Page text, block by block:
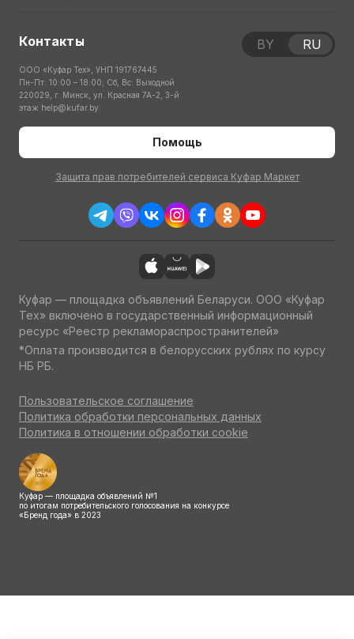
Контакты
ООО «Куфар Тех», УНП 191767445
Пн-Пт: 10:00 – 18:00; Сб, Вс: Выходной
220029, г. Минск, ул. Красная 7А-2, 3-й
этаж help@kufar.by
Помощь
Защита прав потребителей сервиса Куфар Маркет
BY RU
Куфар — площадка объявлений Беларуси. ООО «Куфар
Тех» включено в государственный информационный
ресурс «Реестр рекламораспространителей»
*Оплата производится в белорусских рублях по курсу
НБ РБ.
Пользовательское соглашение
Политика обработки персональных данных
Политика в отношении обработки cookie
Куфар — площадка объявлений №1
по итогам потребительского голосования на конкурсе
«Бренд года» в 2023